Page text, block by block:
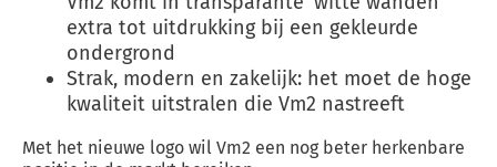
extra tot uitdrukking bij een gekleurde
ondergrond
Strak, modern en zakelijk: het moet de hoge
kwaliteit uitstralen die Vm2 nastreeft
Met het nieuwe logo wil Vm2 een nog beter herkenbare